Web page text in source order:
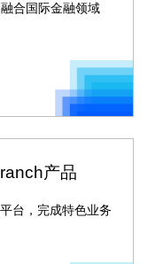
合国际金融领域
产品
台，完成特色业务